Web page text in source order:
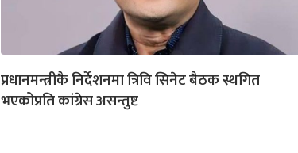
प्रधानमन्त्रीकै निर्देशनमा त्रिवि सिनेट बैठक स्थगित
भएकोप्रति कांग्रेस असन्तुष्ट